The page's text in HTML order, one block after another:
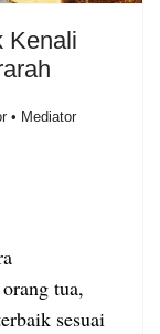
Kenali
• Mediator
tua,
sesuai